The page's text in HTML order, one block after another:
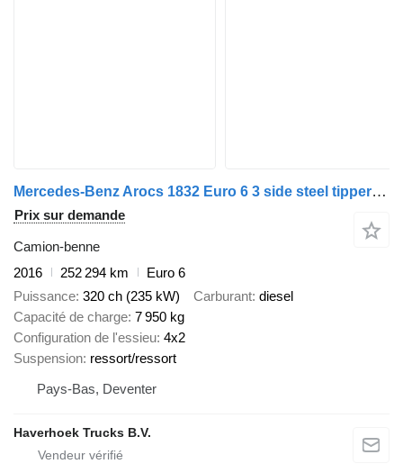
Mercedes-Benz Arocs 1832 Euro 6 3 side steel tipper with crane PK 13001 K-C
Prix sur demande
Camion-benne
2016
252 294 km
Euro 6
Puissance 320 ch (235 kW) Carburant diesel
Capacité de charge 7 950 kg
Configuration de l'essieu 4x2
Suspension ressort/ressort
Pays-Bas, Deventer
Haverhoek Trucks B.V.